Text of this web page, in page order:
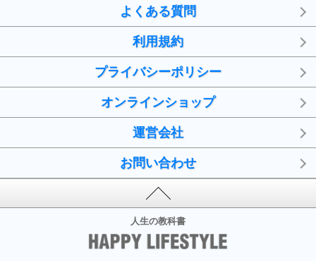
よくある質問
利用規約
プライバシーポリシー
オンラインショップ
運営会社
お問い合わせ
人生の教科書